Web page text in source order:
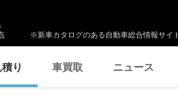
※新車カタログのある自動車総合情報サイ
り 車買取 ニュース